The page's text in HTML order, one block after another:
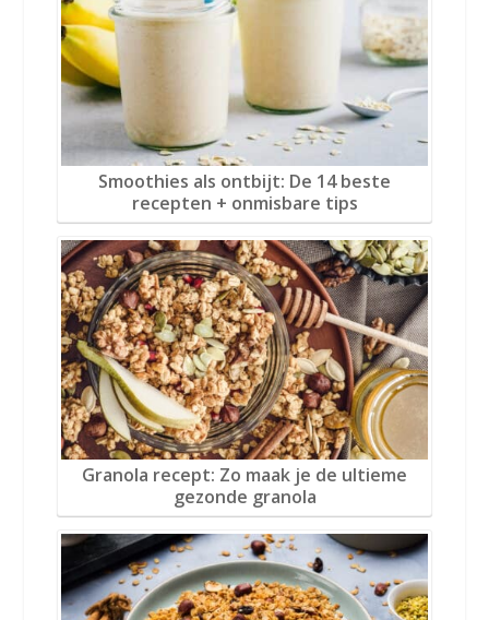
Smoothies als ontbijt: De 14 beste
recepten + onmisbare tips
Granola recept: Zo maak je de ultieme
gezonde granola